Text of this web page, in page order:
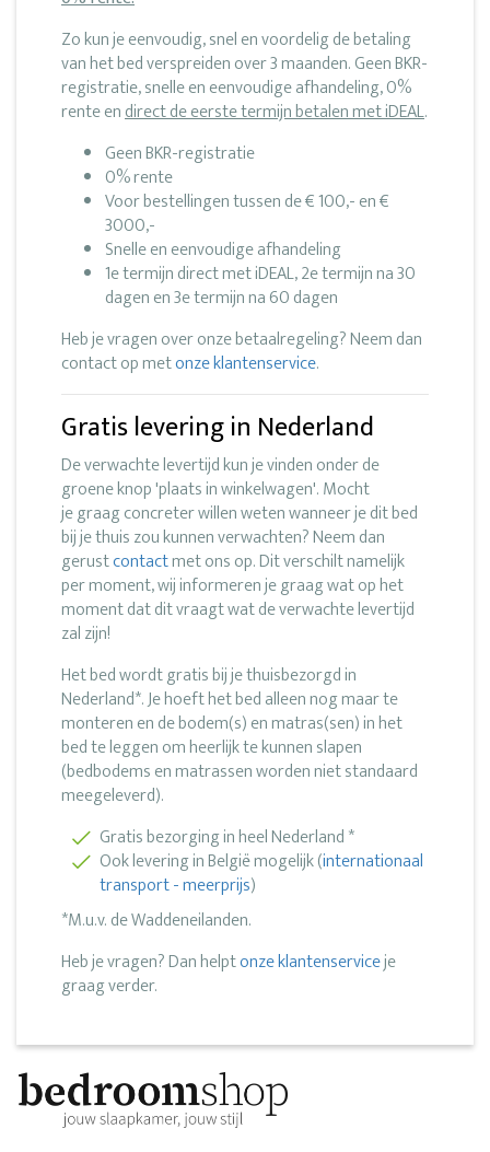
Zo kun je eenvoudig, snel en voordelig de betaling
van het bed verspreiden over 3 maanden. Geen BKR-
registratie, snelle en eenvoudige afhandeling, 0%
rente endirect de eerste termijn betalen met iDEAL.
Geen BKR-registratie
0% rente
Voor bestellingen tussen de € 100,- en €
3000,-
Snelle en eenvoudige afhandeling
1e termijn direct met iDEAL, 2e termijn na 30
dagen en 3e termijn na 60 dagen
Heb je vragen over onze betaalregeling? Neem dan
contact op metonze klantenservice.
Gratis levering in Nederland
De verwachte levertijd kun je vinden onder de
groene knop 'plaats in winkelwagen'. Mocht
je graag concreter willen weten wanneer je dit bed
bij je thuis zou kunnen verwachten? Neem dan
gerustcontactmet ons op. Dit verschilt namelijk
per moment, wij informeren je graag wat op het
moment dat dit vraagt wat de verwachte levertijd
zal zijn!
Het bed wordt gratis bij je thuisbezorgd in
Nederland*. Je hoeft het bed alleen nog maar te
monteren en de bodem(s) en matras(sen) in het
bed te leggen om heerlijk te kunnen slapen
(bedbodems en matrassen worden niet standaard
meegeleverd).
Gratis bezorging in heel Nederland *
Ook levering in België mogelijk (internationaal
transport - meerprijs)
*M.u.v. de Waddeneilanden.
Heb je vragen? Dan helptonze klantenserviceje
graag verder.